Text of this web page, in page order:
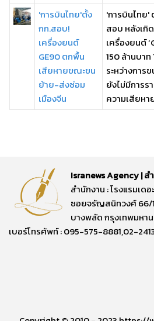
'การบินไทย'ตั้ง
กก.สอบ!
เครื่องยนต์
GE90 ตกพื้น
เสียหายขณะขน
ย้าย-ส่งซ่อม
เมืองจีน
'การบินไทย'
สอบ หลังเกิ
เครื่องยนต์
150 ล้านบา
ระหว่างการ
ยังไม่มีการร
ความเสียหา
Isranews Agency | ส
สำนักงาน : โรงแรมเด
ซอยจรัญสนิทวงศ์ 66/
บางพลัด กรุงเทพมหา
เบอร์โทรศัพท์ : 095-575-8881,02-